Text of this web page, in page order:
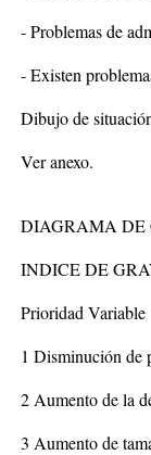
- Problemas de
- Existen
Dibujo de
Ver anexo.
DIAGRAMA DE
INDICE DE
Prioridad Variable
1 Disminución de
2 Aumento de la
3 Aumento de